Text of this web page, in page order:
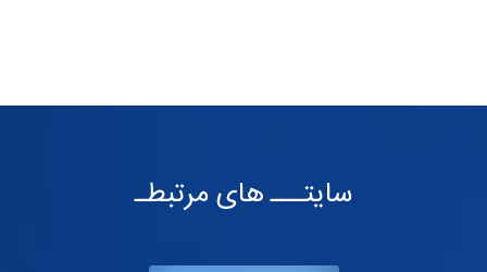
سایتـــ های مرتبطـ